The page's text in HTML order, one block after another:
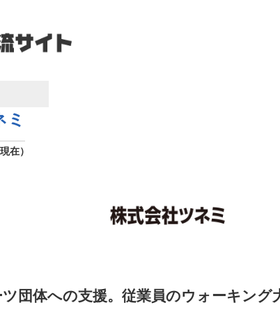
ミ
在）
団体への支援。従業員のウォーキング